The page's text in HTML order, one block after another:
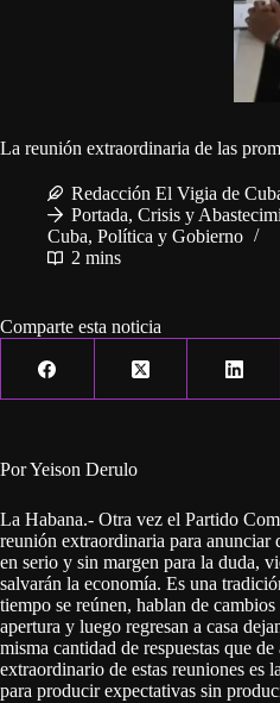
La reunión extraordinaria de las
Redacción El Vigia de
Portada, Crisis y
Cuba, Política y Gobierno
2 mins
Comparte esta noticia
Por Yeison Derulo
La Habana.- Otra vez el Partido
reunión extraordinaria para anunciar
en serio y sin margen para la duda,
salvarán la economía. Es una
tiempo se reúnen, hablan de
apertura y luego regresan a casa
misma cantidad de respuestas que
extraordinario de estas reuniones es
para producir expectativas sin